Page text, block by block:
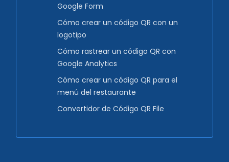
Google Form
Cómo crear un código QR con un
logotipo
Cómo rastrear un código QR con
Google Analytics
Cómo crear un código QR para el
menú del restaurante
Convertidor de Código QR File